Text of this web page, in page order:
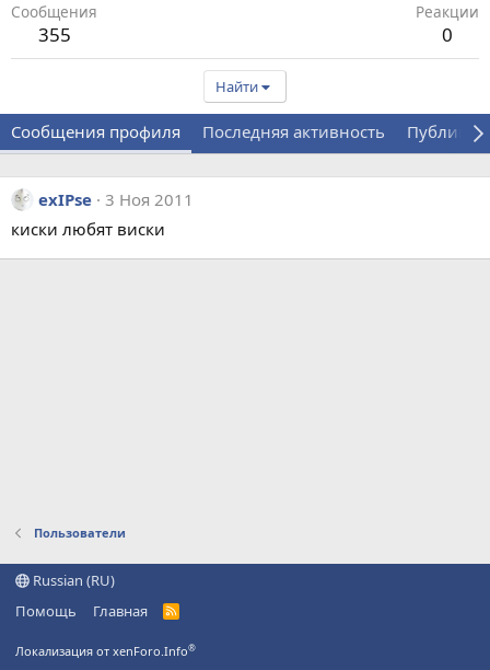
Сообщения
355
Реакции
0
Найти
Сообщения профиля Последняя активность
exIPse 3 Ноя 2011
киски любят виски
Пользователи
Russian (RU)
Помощь
Главная
R
Локализация от xenForo.Info®